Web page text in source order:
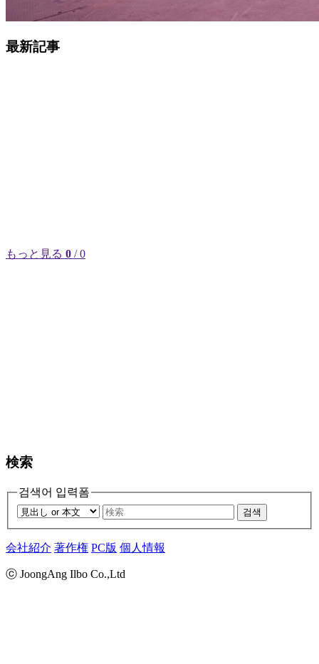
最新記事
もっと見る 0 / 0
検索
검색어 입력폼
검색
会社紹介 著作権 PC版 個人情報
ⓒ JoongAng Ilbo Co.,Ltd